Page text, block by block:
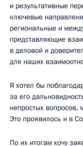
и результативные
ключевые
региональные и
представляющие
в деловой и
для наших
Я хотел бы
за его
непростых
Это проявилось и в
По их итогам хочу